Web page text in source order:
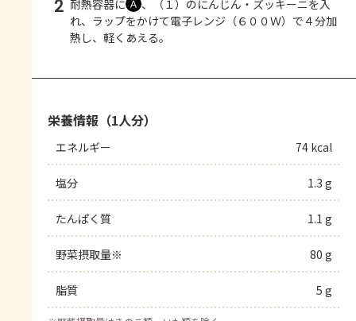
2 耐熱容器に Ａ 、（１）のにんじん・ズッキーニを入
れ、ラップをかけて電子レンジ（６００Ｗ）で４分加
熱し、軽くあえる。
栄養情報（1人分）
エネルギー 74 kcal
塩分 1.3 g
たんぱく質 1.1 g
野菜摂取量※ 80 g
脂質 5 g